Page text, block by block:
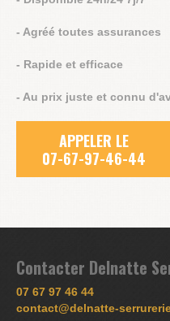
- Agréé toutes assurances
- Rapide et efficace
- Au prix juste et connu
APPELER LE
07-67-97-46-44
Contacter Delnatte
07 67 97 46 44
contact@delnatte-